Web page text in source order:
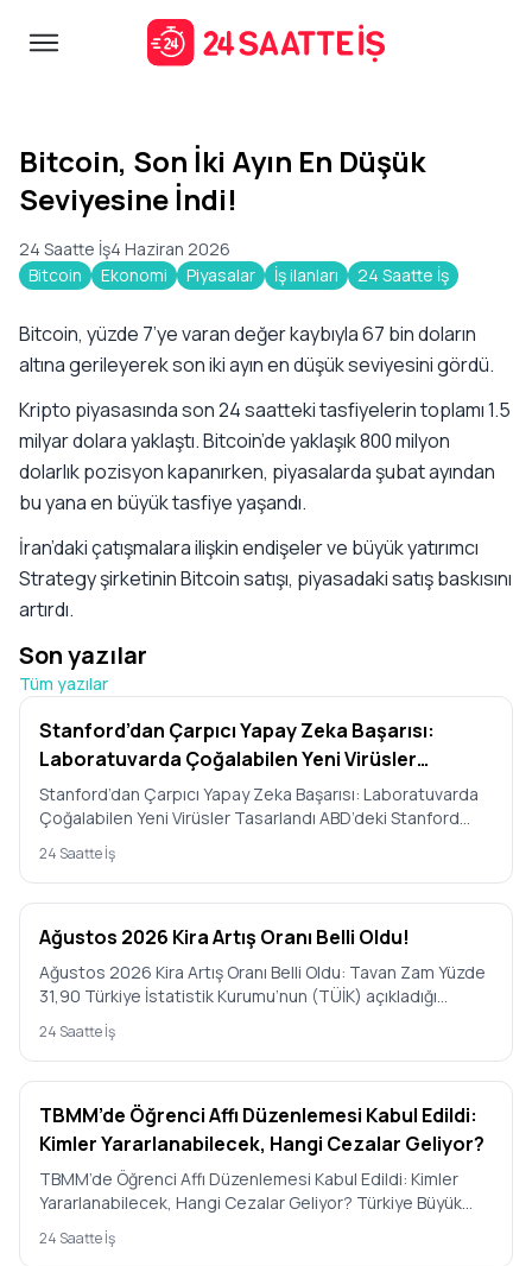
Bitcoin, Son İki Ayın En Düşük
Seviyesine İndi!
24 Saatte İş4 Haziran 2026
Bitcoin
Ekonomi Piyasalar İş ilanları 24 Saatte İş
Bitcoin, yüzde 7’ye varan değer kaybıyla 67 bin doların
altına gerileyerek son iki ayın en düşük seviyesini gördü.
Kripto piyasasında son 24 saatteki tasfiyelerin toplamı 1.5
milyar dolara yaklaştı. Bitcoin’de yaklaşık 800 milyon
dolarlık pozisyon kapanırken, piyasalarda şubat ayından
bu yana en büyük tasfiye yaşandı.
İran’daki çatışmalara ilişkin endişeler ve büyük yatırımcı
Strategy şirketinin Bitcoin satışı, piyasadaki satış baskısını
artırdı.
Son yazılar
Tüm yazılar
Stanford’dan Çarpıcı Yapay Zeka Başarısı:
Laboratuvarda Çoğalabilen Yeni Virüsler
Tasarlandı
Stanford’dan Çarpıcı Yapay Zeka Başarısı: Laboratuvarda
Çoğalabilen Yeni Virüsler Tasarlandı ABD’deki Stanford
Üniversit…
24 Saatte İş
Ağustos 2026 Kira Artış Oranı Belli Oldu!
Ağustos 2026 Kira Artış Oranı Belli Oldu: Tavan Zam Yüzde
31,90 Türkiye İstatistik Kurumu’nun (TÜİK) açıkladığı
Temmuz 2…
24 Saatte İş
TBMM’de Öğrenci Affı Düzenlemesi Kabul Edildi:
Kimler Yararlanabilecek, Hangi Cezalar Geliyor?
TBMM’de Öğrenci Affı Düzenlemesi Kabul Edildi: Kimler
Yararlanabilecek, Hangi Cezalar Geliyor? Türkiye Büyük
Millet Mecl…
24 Saatte İş